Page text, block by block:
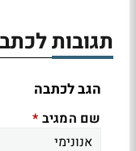
תגובות
הגב לכתבה
שם המגיב *